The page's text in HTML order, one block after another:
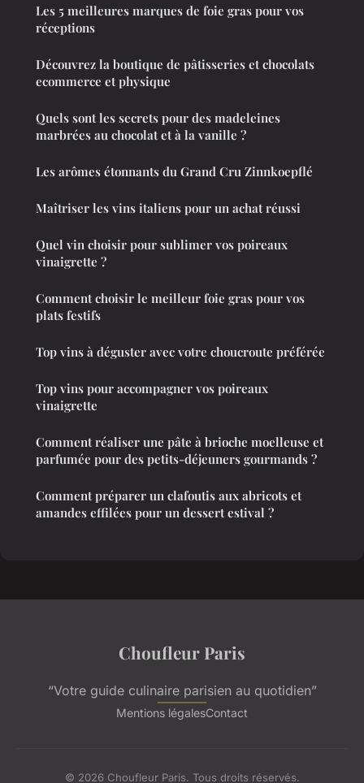
Les 5 meilleures marques de foie gras pour vos
réceptions
Découvrez la boutique de pâtisseries et chocolats
ecommerce et physique
Quels sont les secrets pour des madeleines
marbrées au chocolat et à la vanille ?
Les arômes étonnants du Grand Cru Zinnkoepflé
Maîtriser les vins italiens pour un achat réussi
Quel vin choisir pour sublimer vos poireaux
vinaigrette ?
Comment choisir le meilleur foie gras pour vos
plats festifs
Top vins à déguster avec votre choucroute préférée
Top vins pour accompagner vos poireaux
vinaigrette
Comment réaliser une pâte à brioche moelleuse et
parfumée pour des petits-déjeuners gourmands ?
Comment préparer un clafoutis aux abricots et
amandes effilées pour un dessert estival ?
Choufleur Paris
“Votre guide culinaire parisien au quotidien”
Mentions légalesContact
© 2026 Choufleur Paris. Tous droits réservés.